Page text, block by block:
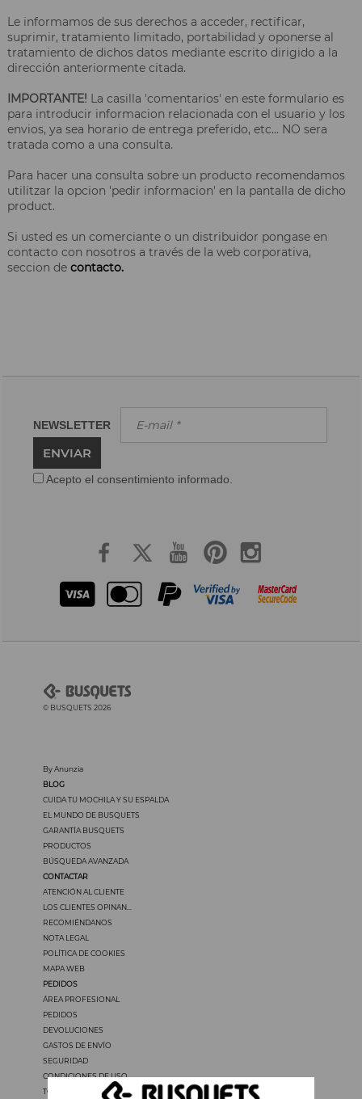
Le informamos de sus derechos a acceder, rectificar,
suprimir, tratamiento limitado, portabilidad y oponerse al
tratamiento de dichos datos mediante escrito dirigido a la
dirección anteriormente citada.
IMPORTANTE! La casilla 'comentarios' en este formulario es
para introducir informacion relacionada con el usuario y los
envios, ya sea horario de entrega preferido, etc... NO sera
tratada como a una consulta.
Para hacer una consulta sobre un producto recomendamos
utilitzar la opcion 'pedir informacion' en la pantalla de dicho
product.
Si usted es un comerciante o un distribuidor pongase en
contacto con nosotros a través de la web corporativa,
seccion de contacto.
NEWSLETTER
ENVIAR
Acepto el consentimiento informado.
© BUSQUETS 2026
By Anunzia
BLOG
CUIDA TU MOCHILA Y SU ESPALDA
EL MUNDO DE BUSQUETS
GARANTÍA BUSQUETS
PRODUCTOS
BÚSQUEDA AVANZADA
CONTACTAR
ATENCIÓN AL CLIENTE
LOS CLIENTES OPINAN...
RECOMIÉNDANOS
NOTA LEGAL
POLÍTICA DE COOKIES
MAPA WEB
PEDIDOS
ÁREA PROFESIONAL
PEDIDOS
DEVOLUCIONES
GASTOS DE ENVÍO
SEGURIDAD
CONDICIONES DE USO
TODOS LOS PRECIOS INCLUYEN IVA